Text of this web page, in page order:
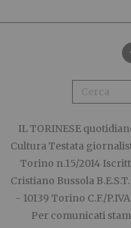
IL TORINESE
Cultura Testata
Torino n.15/2014
Cristiano Bussola
- 10139 Torino C.F./
Per comunicati